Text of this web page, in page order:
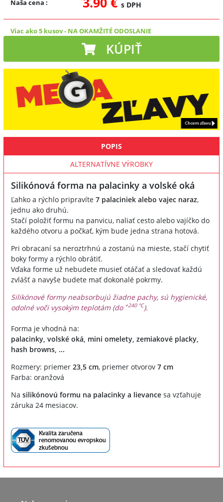
Naša cena : s DPH
Viac ako 5 kusov- NA OKAMŽITÉ ODOSLANIE
KÚPIŤ
POPIS
ALTERNATÍVNE VÝROBKY
Silikónová forma na palacinky a volské oká
Ľahko a rýchlo pripravíte 7 palaciniek alebo vajec naraz,
jednu ako druhú.
Stačí položiť formu na panvicu, naliať cesto alebo vajíčko do
každého otvoru a počkať, kým bude jedna strana hotová.
Pri obracaní sa neroztrhnú a zostanú na mieste, stačí chytiť
boky formy a rýchlo obrátiť.
Vďaka forme už nebudete musieť otáčať a sledovať každú
zvlášť a navyše budete mať dokonalé pokrmy.
Silikónové formy neabsorbujú žiadne pachy, sú hygienické,
odolné voči vysokým teplotám (do +240 °C).
Forma je vhodná na:
palacinky, volské oká, mini omelety, zemiakové placky,
hash browns, ...
Rozmery: priemer 23,5 cm, priemer otvorov 7 cm
Farba: oranžová
Na silikónovú formu na palacinky a lievance sa vzťahuje
záruka 24 mesiacov.